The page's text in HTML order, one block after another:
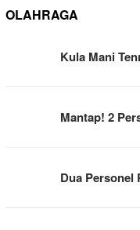
OLAHRAGA
Kula Mani
Mantap! 2
Dua